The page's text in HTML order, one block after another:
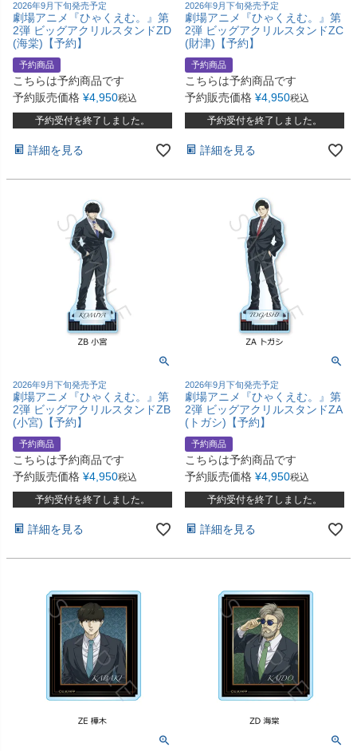
2026年9月下旬発売予定
劇場アニメ『ひゃくえむ。』第
2弾 ビッグアクリルスタンドZD
(海棠)【予約】
予約商品
こちらは予約商品です
予約販売価格 ¥4,950税込
予約受付を終了しました。
詳細を見る
2026年9月下旬発売予定
劇場アニメ『ひゃくえむ。』第
2弾 ビッグアクリルスタンドZC
(財津)【予約】
予約商品
こちらは予約商品です
予約販売価格 ¥4,950税込
予約受付を終了しました。
詳細を見る
2026年9月下旬発売予定
劇場アニメ『ひゃくえむ。』第
2弾 ビッグアクリルスタンドZB
(小宮)【予約】
予約商品
こちらは予約商品です
予約販売価格 ¥4,950税込
予約受付を終了しました。
詳細を見る
2026年9月下旬発売予定
劇場アニメ『ひゃくえむ。』第
2弾 ビッグアクリルスタンドZA
(トガシ)【予約】
予約商品
こちらは予約商品です
予約販売価格 ¥4,950税込
予約受付を終了しました。
詳細を見る